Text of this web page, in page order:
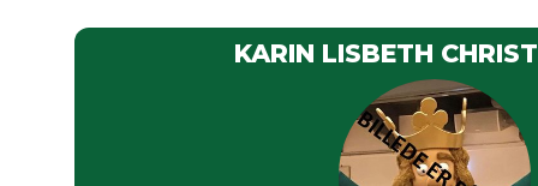
KARIN LISBETH